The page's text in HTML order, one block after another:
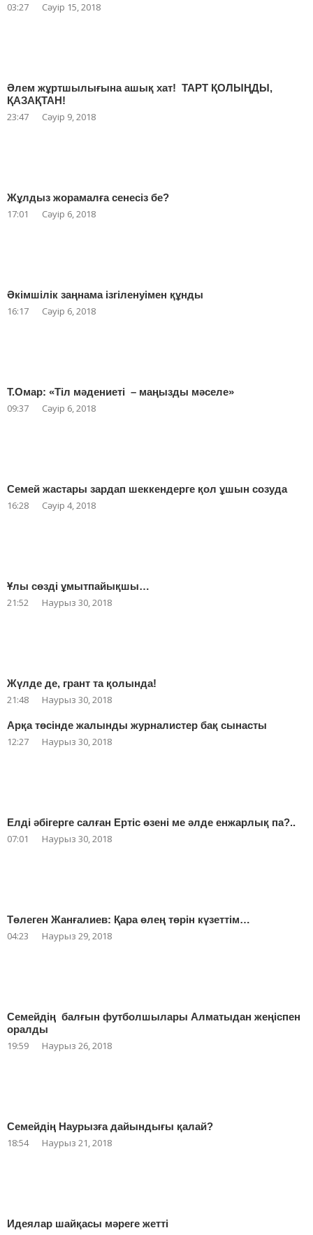
03:27 Сәуір 15, 2018
Әлем жұртшылығына ашық хат! ТАРТ ҚОЛЫҢДЫ,
ҚАЗАҚТАН!
23:47 Сәуір 9, 2018
Жұлдыз жорамалға сенесіз бе?
17:01 Сәуір 6, 2018
Әкімшілік заңнама ізгіленуімен құнды
16:17 Сәуір 6, 2018
Т.Омар: «Тіл мәдениеті – маңызды мәселе»
09:37 Сәуір 6, 2018
Семей жастары зардап шеккендерге қол ұшын созуда
16:28 Сәуір 4, 2018
Ұлы сөзді ұмытпайықшы…
21:52 Наурыз 30, 2018
Жүлде де, грант та қолында!
21:48 Наурыз 30, 2018
Арқа төсінде жалынды журналистер бақ сынасты
12:27 Наурыз 30, 2018
Елді әбігерге салған Ертіс өзені ме әлде енжарлық па?..
07:01 Наурыз 30, 2018
Төлеген Жанғалиев: Қара өлең төрін күзеттім…
04:23 Наурыз 29, 2018
Семейдің балғын футболшылары Алматыдан жеңіспен
оралды
19:59 Наурыз 26, 2018
Семейдің Наурызға дайындығы қалай?
18:54 Наурыз 21, 2018
Идеялар шайқасы мәреге жетті